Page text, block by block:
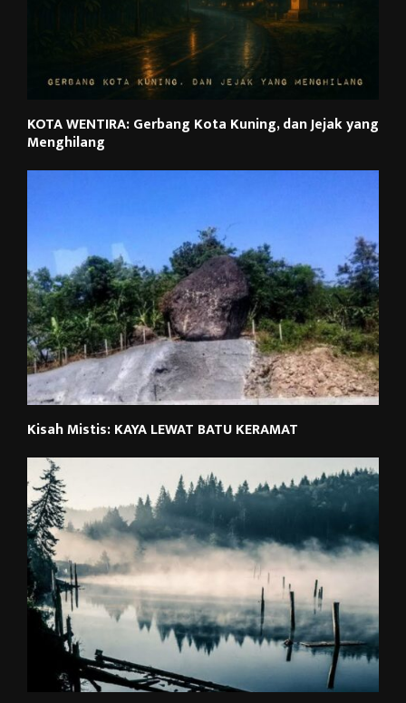
KOTA WENTIRA: Gerbang Kota Kuning, dan Jejak yang
Menghilang
Kisah Mistis: KAYA LEWAT BATU KERAMAT